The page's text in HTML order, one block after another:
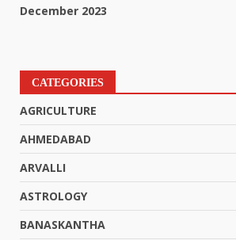
December 2023
CATEGORIES
AGRICULTURE
AHMEDABAD
ARVALLI
ASTROLOGY
BANASKANTHA